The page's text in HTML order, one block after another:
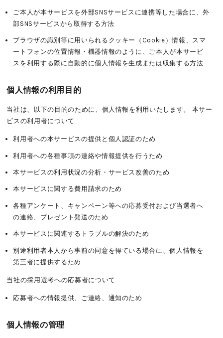
ご本人が本サービスを外部SNSサービスに連携等した場合に、外
部SNSサービスから取得する方法
ブラウザの識別等に用いられるクッキー（Cookie）情報、スマ
ートフォンの位置情報・機器情報のように、ご本人が本サービ
スを利用する際に自動的に個人情報を生成または収集する方法
個人情報の利用目的
当社は、以下の目的のために、個人情報を利用いたします。 本サー
ビスの利用者について
利用者への本サービスの提供と個人認証のため
利用者への各種事項の連絡や情報提供を行うため
本サービスの利用状況の分析・サービス改善のため
本サービスに関する費用請求のため
各種アンケート、キャンペーン等への応募受付および当選者へ
の連絡、プレゼント発送のため
本サービスに関連するトラブルの解決のため
別途利用者本人から事前の同意を得ている場合に、個人情報を
第三者に提供するため
当社の採用選考への応募者について
応募者への情報提供、ご連絡、通知のため
個人情報の管理